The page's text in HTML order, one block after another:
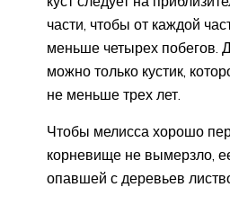
части, чтобы от каждой
меньше четырех побегов.
можно только кустик,
не меньше трех лет.
Чтобы мелисса хорошо
корневище не вымерзло,
опавшей с деревьев